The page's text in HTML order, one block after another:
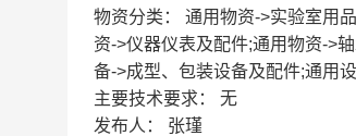
物资分类：
通用物资->实验室用
资->仪器仪表及配件;通用物资->
备->成型、包装设备及配件;通用
主要技术要求：
无
发布人：
张瑾